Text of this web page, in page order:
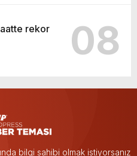
rekor
08
bilgi sahibi olmak istiyorsanız